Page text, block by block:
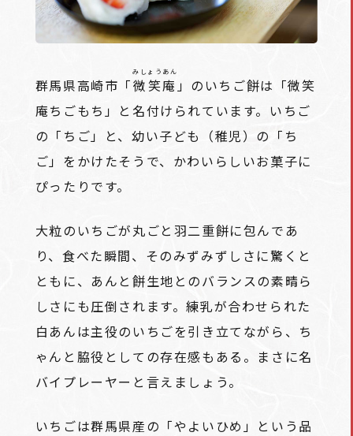
群馬県高崎市「微笑庵
みしょうあん
」のいちご餅は「微笑
庵ちごもち」と名付けられています。いちご
の「ちご」と、幼い子ども（稚児）の「ち
ご」をかけたそうで、かわいらしいお菓子に
ぴったりです。
大粒のいちごが丸ごと羽二重餅に包んであ
り、食べた瞬間、そのみずみずしさに驚くと
ともに、あんと餅生地とのバランスの素晴ら
しさにも圧倒されます。練乳が合わせられた
白あんは主役のいちごを引き立てながら、ち
ゃんと脇役としての存在感もある。まさに名
バイプレーヤーと言えましょう。
いちごは群馬県産の「やよいひめ」という品